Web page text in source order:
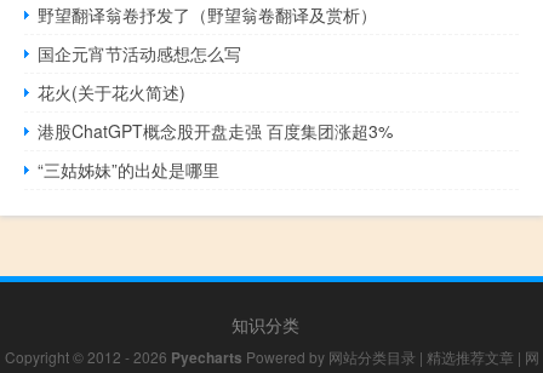
野望翻译翁卷抒发了（野望翁卷翻译及赏析）
国企元宵节活动感想怎么写
花火(关于花火简述)
港股ChatGPT概念股开盘走强 百度集团涨超3%
“三姑姊妹”的出处是哪里
知识分类
Copyright © 2012 - 2026 Pyecharts Powered by 网站分类目录 | 精选推荐文章 | 网